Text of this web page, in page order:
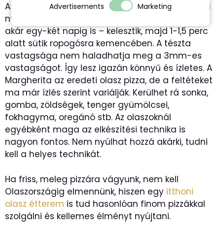
Advertisements
Marketing
Az igazi olasz pizza tésztáját általában vékonyra
nyújtják, és kevés feltétet tesznek rá. Hosszan –
akár egy-két napig is – kelesztik, majd 1-1,5 perc
alatt sütik ropogósra kemencében. A tészta
vastagsága nem haladhatja meg a 3mm-es
vastagságot. Így lesz igazán könnyű és ízletes. A
Margherita az eredeti olasz pizza, de a feltéteket
ma már ízlés szerint variálják. Kerülhet rá sonka,
gomba, zöldségek, tenger gyümölcsei,
fokhagyma, oregánó stb. Az olaszoknál
egyébként maga az elkészítési technika is
nagyon fontos. Nem nyúlhat hozzá akárki, tudni
kell a helyes technikát.
Ha friss, meleg pizzára vágyunk, nem kell
Olaszországig elmennünk, hiszen egy itthoni
olasz étterem is tud hasonlóan finom pizzákkal
szolgálni és kellemes élményt nyújtani.